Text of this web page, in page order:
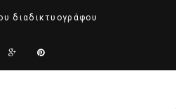
διαδικτυογράφου